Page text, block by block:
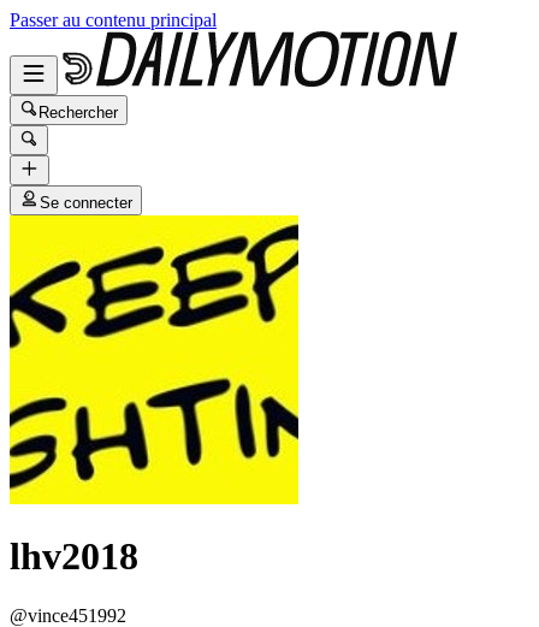
Passer au contenu principal
Rechercher
Se connecter
lhv2018
@vince451992